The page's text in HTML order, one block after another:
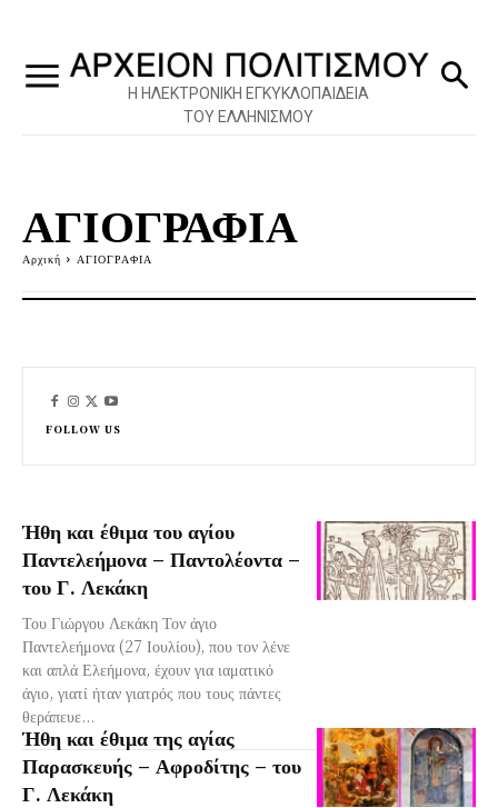
Η ΗΛΕΚΤΡΟΝΙΚΗ ΕΓΚΥΚΛΟΠΑΙΔΕΙΑ
ΤΟΥ ΕΛΛΗΝΙΣΜΟΥ
ΑΓΙΟΓΡΑΦΙΑ
Αρχική ΑΓΙΟΓΡΑΦΙΑ
Ήθη και έθιμα του αγίου
Παντελεήμονα – Παντολέοντα –
του Γ. Λεκάκη
Του Γιώργου Λεκάκη Τον άγιο
Παντελεήμονα (27 Ιουλίου), που τον λένε
και απλά Ελεήμονα, έχουν για ιαματικό
άγιο, γιατί ήταν γιατρός που τους πάντες
θεράπευε...
Ήθη και έθιμα της αγίας
Παρασκευής – Αφροδίτης – του
Γ. Λεκάκη
FOLLOW US